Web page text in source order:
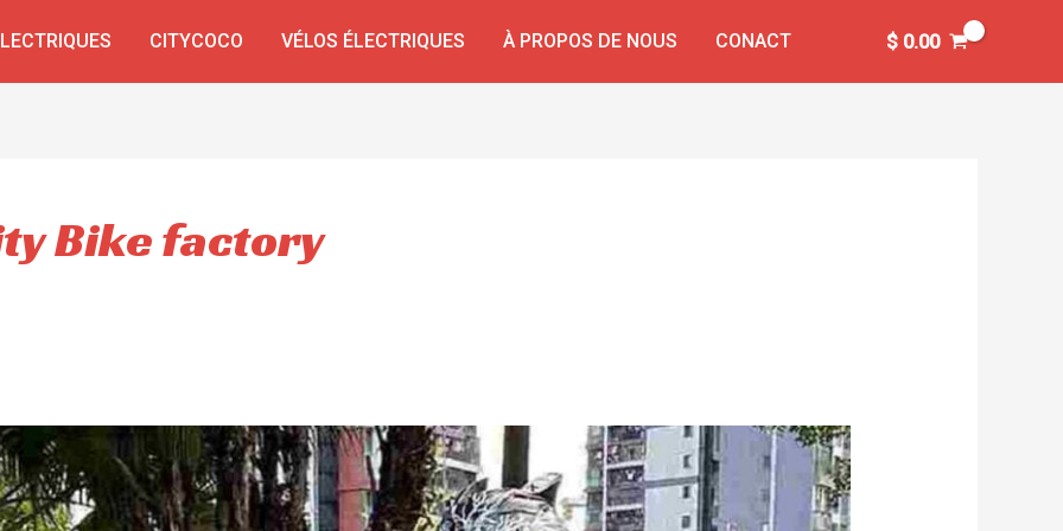
CITYCOCO VÉLOS ÉLECTRIQUES À PROPOS DE NOUS CONACT $0.00
Bike factory